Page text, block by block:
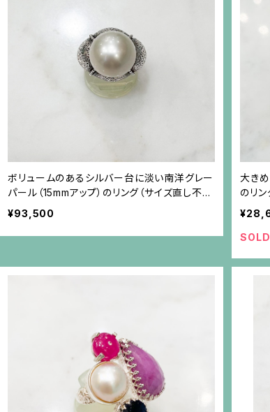
ボリュームのあるシルバー台に淡い南洋グレー
パール（15mmアップ）のリング（サイズ直し不
可）
¥93,500
大き
のリン